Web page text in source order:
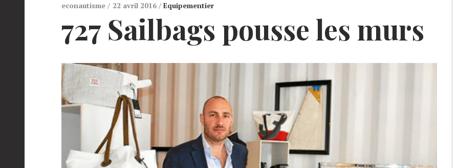
econautisme 22 avril 2016 Equipementier
727 Sailbags pousse les murs